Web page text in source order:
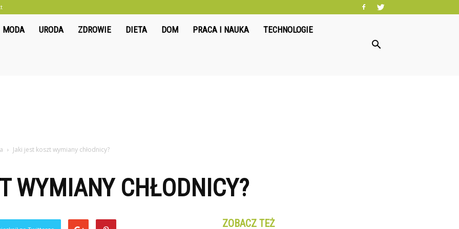
Oliwkowo.pl
MODA URODA ZDROWIE DIETA DOM PRACA I NAUKA TECHNOLOGIE
Jaki jest koszt wymiany chłodnicy?
WYMIANY CHŁODNICY?
ZOBACZ TEŻ